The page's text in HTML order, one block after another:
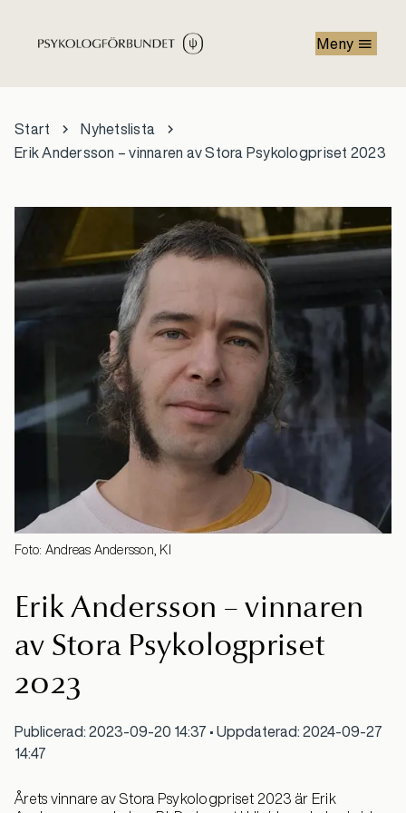
Meny
Start
Nyhetslista
Erik Andersson – vinnaren av Stora Psykologpriset 2023
Foto: Andreas Andersson, KI
Erik Andersson – vinnaren
av Stora Psykologpriset
2023
Publicerad: 2023-09-20 14:37 • Uppdaterad: 2024-09-27
14:47
Årets vinnare av Stora Psykologpriset 2023 är Erik